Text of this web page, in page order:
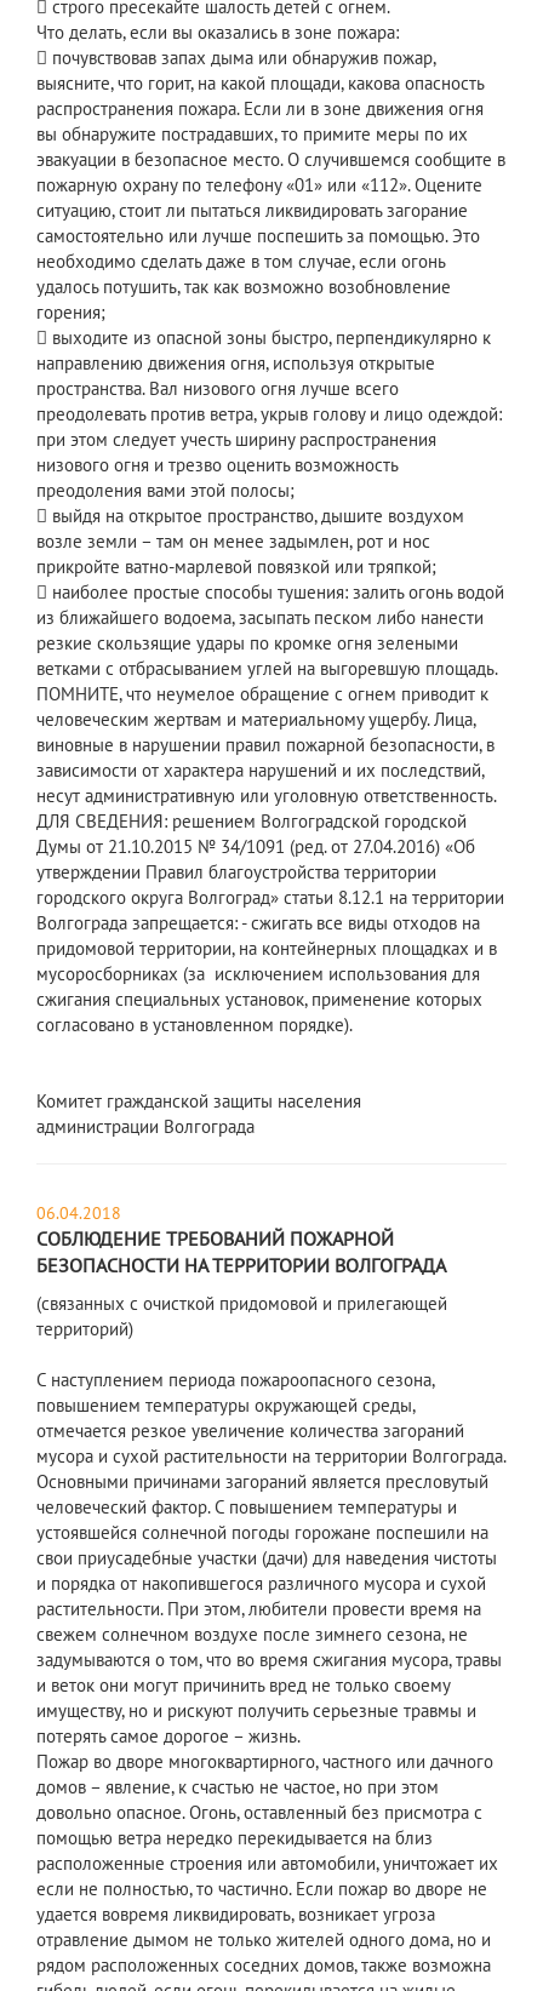
 строго пресекайте шалость детей с огнем.
Что делать, если вы оказались в зоне пожара:
 почувствовав запах дыма или обнаружив пожар,
выясните, что горит, на какой площади, какова опасность
распространения пожара. Если ли в зоне движения огня
вы обнаружите пострадавших, то примите меры по их
эвакуации в безопасное место. О случившемся сообщите в
пожарную охрану по телефону «01» или «112». Оцените
ситуацию, стоит ли пытаться ликвидировать загорание
самостоятельно или лучше поспешить за помощью. Это
необходимо сделать даже в том случае, если огонь
удалось потушить, так как возможно возобновление
горения;
 выходите из опасной зоны быстро, перпендикулярно к
направлению движения огня, используя открытые
пространства. Вал низового огня лучше всего
преодолевать против ветра, укрыв голову и лицо одеждой:
при этом следует учесть ширину распространения
низового огня и трезво оценить возможность
преодоления вами этой полосы;
 выйдя на открытое пространство, дышите воздухом
возле земли – там он менее задымлен, рот и нос
прикройте ватно-марлевой повязкой или тряпкой;
 наиболее простые способы тушения: залить огонь водой
из ближайшего водоема, засыпать песком либо нанести
резкие скользящие удары по кромке огня зелеными
ветками с отбрасыванием углей на выгоревшую площадь.
ПОМНИТЕ, что неумелое обращение с огнем приводит к
человеческим жертвам и материальному ущербу. Лица,
виновные в нарушении правил пожарной безопасности, в
зависимости от характера нарушений и их последствий,
несут административную или уголовную ответственность.
ДЛЯ СВЕДЕНИЯ: решением Волгоградской городской
Думы от 21.10.2015 № 34/1091 (ред. от 27.04.2016) «Об
утверждении Правил благоустройства территории
городского округа Волгоград» статьи 8.12.1 на территории
Волгограда запрещается: - сжигать все виды отходов на
придомовой территории, на контейнерных площадках и в
мусоросборниках (за исключением использования для
сжигания специальных установок, применение которых
согласовано в установленном порядке).
Комитет гражданской защиты населения
администрации Волгограда
06.04.2018
СОБЛЮДЕНИЕ ТРЕБОВАНИЙ ПОЖАРНОЙ
БЕЗОПАСНОСТИ НА ТЕРРИТОРИИ ВОЛГОГРАДА
(связанных с очисткой придомовой и прилегающей
территорий)
С наступлением периода пожароопасного сезона,
повышением температуры окружающей среды,
отмечается резкое увеличение количества загораний
мусора и сухой растительности на территории Волгограда.
Основными причинами загораний является пресловутый
человеческий фактор. С повышением температуры и
устоявшейся солнечной погоды горожане поспешили на
свои приусадебные участки (дачи) для наведения чистоты
и порядка от накопившегося различного мусора и сухой
растительности. При этом, любители провести время на
свежем солнечном воздухе после зимнего сезона, не
задумываются о том, что во время сжигания мусора, травы
и веток они могут причинить вред не только своему
имуществу, но и рискуют получить серьезные травмы и
потерять самое дорогое – жизнь.
Пожар во дворе многоквартирного, частного или дачного
домов – явление, к счастью не частое, но при этом
довольно опасное. Огонь, оставленный без присмотра с
помощью ветра нередко перекидывается на близ
расположенные строения или автомобили, уничтожает их
если не полностью, то частично. Если пожар во дворе не
удается вовремя ликвидировать, возникает угроза
отравление дымом не только жителей одного дома, но и
рядом расположенных соседних домов, также возможна